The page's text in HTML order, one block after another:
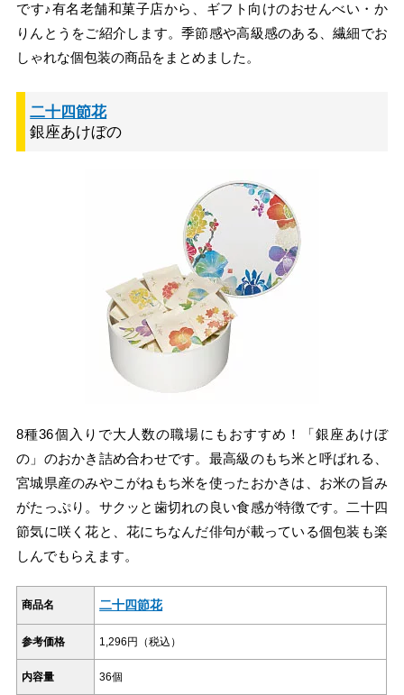
です♪有名老舗和菓子店から、ギフト向けのおせんべい・か
りんとうをご紹介します。季節感や高級感のある、繊細でお
しゃれな個包装の商品をまとめました。
二十四節花
銀座あけぼの
8種36個入りで大人数の職場にもおすすめ！「銀座あけぼ
の」のおかき詰め合わせです。最高級のもち米と呼ばれる、
宮城県産のみやこがねもち米を使ったおかきは、お米の旨み
がたっぷり。サクッと歯切れの良い食感が特徴です。二十四
節気に咲く花と、花にちなんだ俳句が載っている個包装も楽
しんでもらえます。
商品名 二十四節花
参考価格 1,296円（税込）
内容量 36個